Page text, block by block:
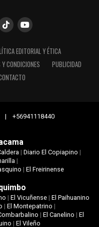
EDITORIAL Y ÉTICA
CONDICIONES
PUBLICIDAD
| +56941118440
| Diario El Copiapino |
|
| El Freirinense
| El Vicuñense| El Paihuanino
| El Montepatrino |
|El Canelino |El
| El Vileño